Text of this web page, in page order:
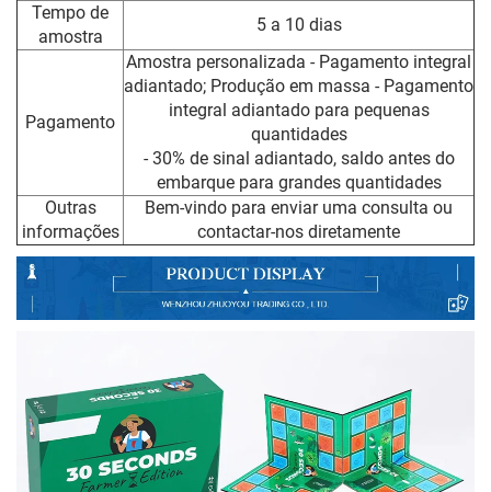
Tempo de
amostra
5 a 10 dias
Pagamento
Amostra personalizada - Pagamento integral
adiantado; Produção em massa - Pagamento
integral adiantado para pequenas
quantidades
- 30% de sinal adiantado, saldo antes do
embarque para grandes quantidades
Outras
informações
Bem-vindo para enviar uma consulta ou
contactar-nos diretamente